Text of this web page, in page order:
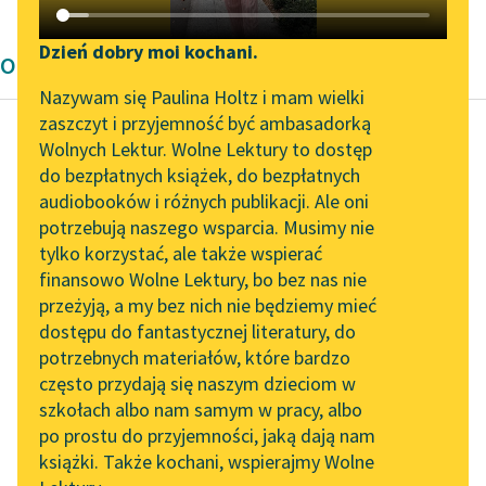
Katalog DAISY
Podkasty o książkach
Zgłoś brak utworu
Aktualności
„Prokurator Alicja Horn”
do słuchania
Byliśmy częścią AI Impact
Lab
Zapraszamy na spotkanie
online z tłumaczkami
literatury skandynawskiej
Spotkanie z Katarzyną
Tunkiel w Oslo
102. lata temu zmarł
Joseph Conrad
Narzędzia
Mapa Wolnych Lektur
Leśmianator
Przewodnik dla piszących i
czytających
API
OAI-PMH
Widget Wolnych Lektur
Przypisy
Dzień dobry moi kochani.
Nazywam się Paulina Holtz i mam wielki
zaszczyt i przyjemność być ambasadorką
Wolnych Lektur. Wolne Lektury to dostęp
do bezpłatnych książek, do bezpłatnych
audiobooków i różnych publikacji. Ale oni
potrzebują naszego wsparcia. Musimy nie
tylko korzystać, ale także wspierać
finansowo Wolne Lektury, bo bez nas nie
przeżyją, a my bez nich nie będziemy mieć
dostępu do fantastycznej literatury, do
potrzebnych materiałów, które bardzo
często przydają się naszym dzieciom w
szkołach albo nam samym w pracy, albo
po prostu do przyjemności, jaką dają nam
książki. Także kochani, wspierajmy Wolne
Opowiadanie Bolesław Prus
Bolesław Prus
Powracająca fala
Złe wyradza złe, mój
miły Gotliebie. Tyś
zaniedbał wychowania
Ferdynanda, więc
zrobiłeś źle. On
stracił...
Czytaj więcej